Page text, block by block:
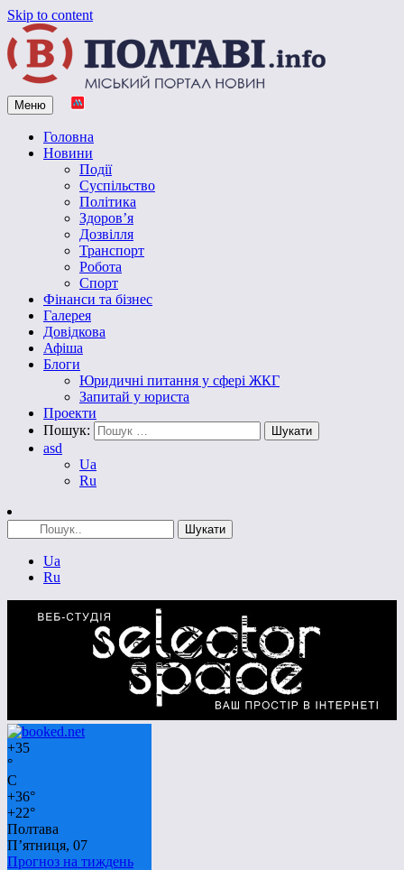
Skip to content
Vpoltave.info
Полтавський портал новин
Меню
Головна
Новини
Події
Суспільство
Політика
Здоров’я
Дозвілля
Транспорт
Робота
Спорт
Фінанси та бізнес
Галерея
Довідкова
Афіша
Блоги
Юридичні питання у сфері ЖКГ
Запитай у юриста
Проекти
Пошук:
asd
Ua
Ru
Ua
Ru
+35
°
C
+36°
+22°
Полтава
П’ятниця, 07
Прогноз на тиждень